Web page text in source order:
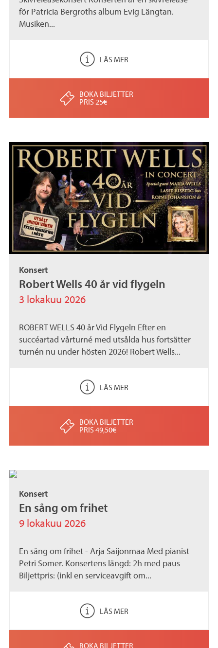
för Patricia Bergroths album Evig Längtan.
Musiken...
LÄS MER
BOKA BILJETTER
PRIS 25€
Konsert
Robert Wells 40 år vid flygeln
3 lokakuu 2026
ROBERT WELLS 40 år Vid Flygeln Efter en
succéartad vårturné med utsålda hus fortsätter
turnén nu under hösten 2026! Robert Wells...
LÄS MER
BOKA BILJETTER
PRIS 49,50€
Konsert
En sång om frihet
9 lokakuu 2026
En sång om frihet - Arja Saijonmaa Med pianist
Petri Somer. Konsertens längd: 2h med paus
Biljettpris: (inkl en serviceavgift om...
LÄS MER
BOKA BILJETTER